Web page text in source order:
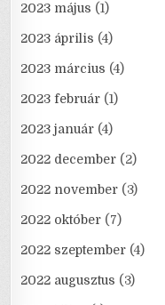
2023 május (1)
2023 április (4)
2023 március (4)
2023 február (1)
2023 január (4)
2022 december (2)
2022 november (3)
2022 október (7)
2022 szeptember (4)
2022 augusztus (3)